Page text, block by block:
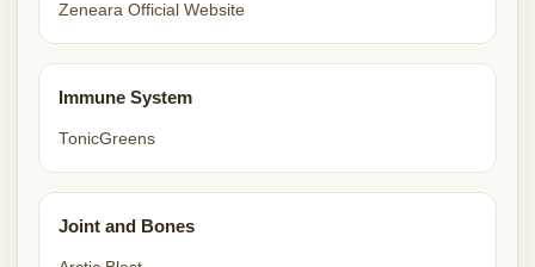
Zeneara Official Website
Immune System
TonicGreens
Joint and Bones